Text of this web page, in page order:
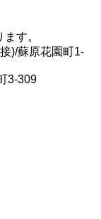
)/蘇原花園町1-
3-309